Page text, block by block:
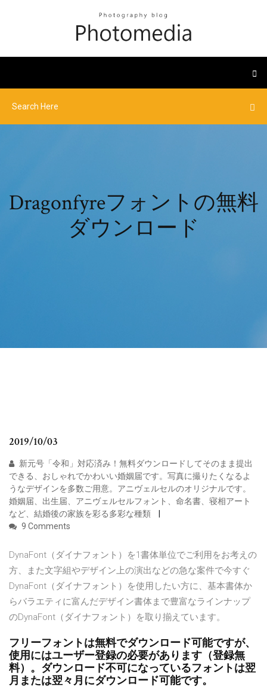
Dragonfyreフォントの無料
ダウンロード
2019/10/03
新元号「令和」対応済み！無料ダウンロードしてそのまま提出
できる、おしゃれでかわいい婚姻届です。写真に撮りたくなるよ
うなデザインを多数ご用意。アニヴェルセルのオリジナルです。
婚姻届、出生届、アニヴェルセルフォント、命名書、寝相アート
など、結婚後の家族を彩る多彩な種類
9 Comments
DynaFont（ダイナフォント）を1書体単位でご利用をお考えの
方、また文字組やデザイン上の演出などの急な案件で今すぐ
DynaFont（ダイナフォント）を使用したい方に、基本書体か
らバラエティに富んだデザイン書体まで豊富なラインナップ
のDynaFont（ダイナフォント）を取り揃えています。
フリーフォントは無料でダウンロード可能ですが、
使用にはユーザー登録の必要があります（登録無
料）。ダウンロード不可になっているフォントは翌
月または翌々月にダウンロード可能です。